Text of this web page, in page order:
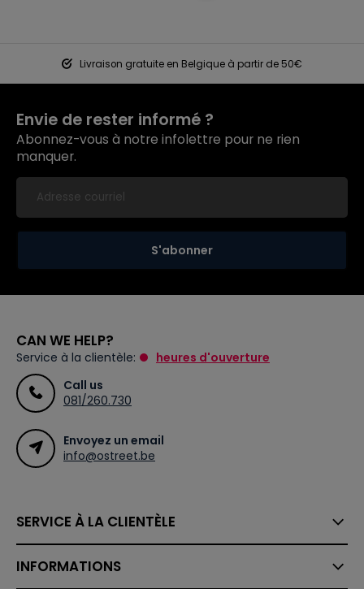
Livraison gratuite en Belgique à partir de 50€
Envie de rester informé ?
Abonnez-vous à notre infolettre pour ne rien
manquer.
S'abonner
CAN WE HELP?
Service à la clientèle:
heures d'ouverture
Call us
081/260.730
Envoyez un email
info@ostreet.be
SERVICE À LA CLIENTÈLE
INFORMATIONS